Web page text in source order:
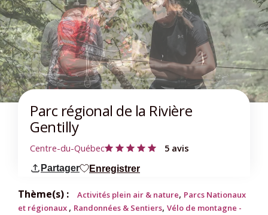
Parc régional de la Rivière
Gentilly
Centre-du-Québec 5 avis
Partager Enregistrer
Thème(s) : Activités plein air & nature, Parcs Nationaux
et régionaux , Randonnées & Sentiers, Vélo de montagne -